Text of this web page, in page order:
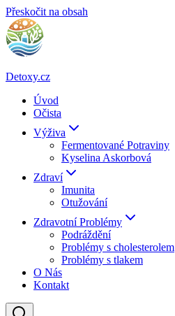
Přeskočit na obsah
Detoxy.cz
Úvod
Očista
Výživa
Fermentované Potraviny
Kyselina Askorbová
Zdraví
Imunita
Otužování
Zdravotní Problémy
Podráždění
Problémy s cholesterolem
Problémy s tlakem
O Nás
Kontakt